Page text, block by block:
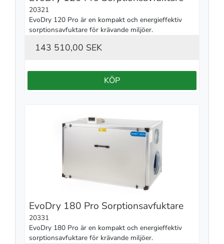
20321
EvoDry 120 Pro är en kompakt och energieffektiv
sorptionsavfuktare för krävande miljöer.
143 510,00 SEK
KÖP
EvoDry 180 Pro Sorptionsavfuktare
20331
EvoDry 180 Pro är en kompakt och energieffektiv
sorptionsavfuktare för krävande miljöer.